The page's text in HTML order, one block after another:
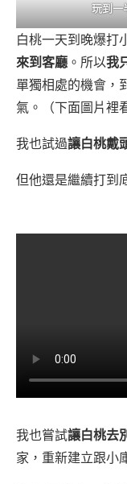
玩到一
白桃一天到晚爆打
來到客廳 。所以我
單獨相處的機會，
氣。（下面圖片裡
我也試過讓白桃戴
但他還是繼續打到
我也嘗試讓白桃去
家，重新建立跟小